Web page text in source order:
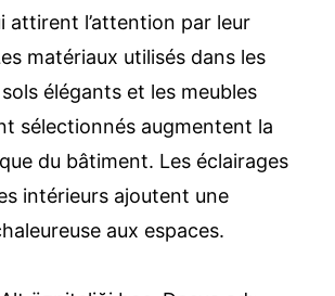
attirent l’attention par leur
matériaux utilisés dans les
élégants et les meubles
sélectionnés augmentent la
du bâtiment. Les éclairages
intérieurs ajoutent une
aux espaces.